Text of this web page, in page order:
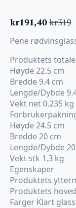
kr319
Opprinnelig
pris
var:
kr319.
kr191,40
Nåværende
pris
er:
kr191,40.
Pene
Produktets
Høyde 22.5 cm
Bredde 9.4 cm
Lengde/Dybde
Vekt net 0.235 kg
Høyde 24.5 cm
Bredde 20 cm
Lengde/Dybde
Vekt stk 1.3 kg
Egenskaper
Produktets
Produktets
Farger Klart glass